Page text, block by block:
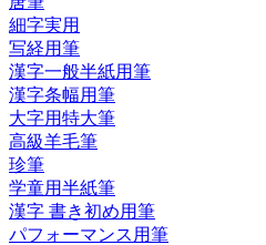
細字実用
写経用筆
漢字一般半紙用筆
漢字条幅用筆
大字用特大筆
高級羊毛筆
珍筆
学童用半紙筆
漢字 書き初め用筆
パフォーマンス用筆